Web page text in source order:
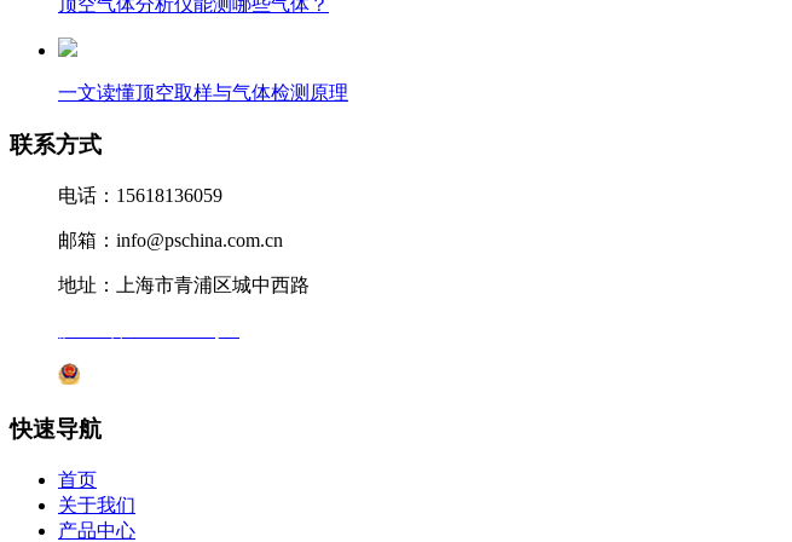
顶空气体分析仪能测哪些气体？
一文读懂顶空取样与气体检测原理
联系方式
电话：15618136059
邮箱：info@pschina.com.cn
地址：上海市青浦区城中西路
快速导航
首页
关于我们
产品中心